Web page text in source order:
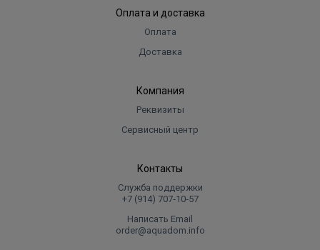
Оплата и доставка
Оплата
Доставка
Компания
Реквизиты
Сервисный центр
Контакты
Служба поддержки
+7 (914) 707‑10‑57
Написать Email
order@aquadom.info